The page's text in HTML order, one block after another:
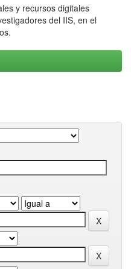
y recursos digitales
del IIS, en el